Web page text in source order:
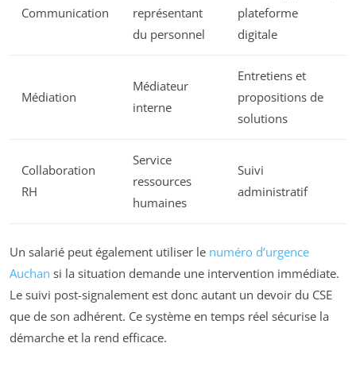
Communication
représentant
du personnel
plateforme
digitale
Médiation
Médiateur
interne
Entretiens et
propositions de
solutions
Collaboration
RH
Service
ressources
humaines
Suivi
administratif
Un salarié peut également utiliser le numéro d’urgence
Auchan si la situation demande une intervention immédiate.
Le suivi post-signalement est donc autant un devoir du CSE
que de son adhérent. Ce système en temps réel sécurise la
démarche et la rend efficace.